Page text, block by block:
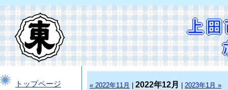
トップページ « 2022年11月 2022年12月 2023年1月 »